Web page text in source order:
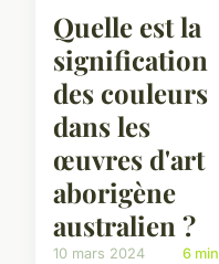
Quelle est la
signification
des couleurs
dans les
œuvres d'art
aborigène
australien ?
10 mars 2024 6 min